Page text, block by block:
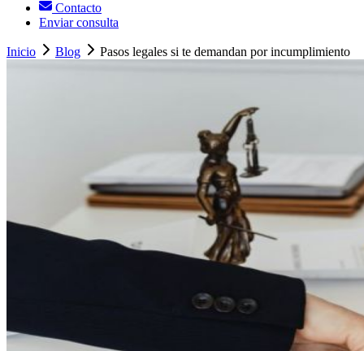
Contacto
Enviar consulta
Inicio Blog Pasos legales si te demandan por incumplimiento